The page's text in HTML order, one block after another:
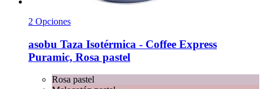
2 Opciones
asobu Taza Isotérmica -​ Coffee Express
Puramic, Rosa pastel
Rosa pastel